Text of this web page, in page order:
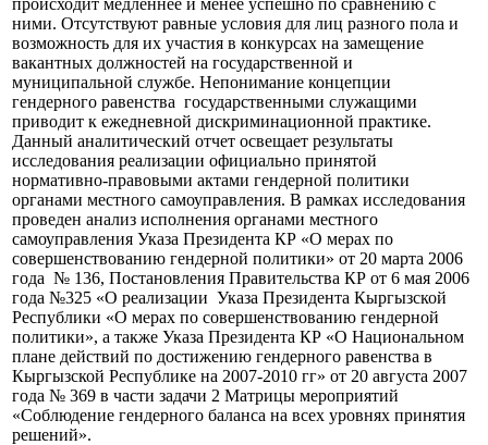
происходит медленнее и менее успешно по сравнению с
ними. Отсутствуют равные условия для лиц разного пола и
возможность для их участия в конкурсах на замещение
вакантных должностей на государственной и
муниципальной службе. Непонимание концепции
гендерного равенства государственными служащими
приводит к ежедневной дискриминационной практике.
Данный аналитический отчет освещает результаты
исследования реализации официально принятой
нормативно-правовыми актами гендерной политики
органами местного самоуправления. В рамках исследования
проведен анализ исполнения органами местного
самоуправления Указа Президента КР «О мерах по
совершенствованию гендерной политики» от 20 марта 2006
года № 136, Постановления Правительства КР от 6 мая 2006
года №325 «О реализации Указа Президента Кыргызской
Республики «О мерах по совершенствованию гендерной
политики», а также Указа Президента КР «О Национальном
плане действий по достижению гендерного равенства в
Кыргызской Республике на 2007-2010 гг» от 20 августа 2007
года № 369 в части задачи 2 Матрицы мероприятий
«Соблюдение гендерного баланса на всех уровнях принятия
решений».